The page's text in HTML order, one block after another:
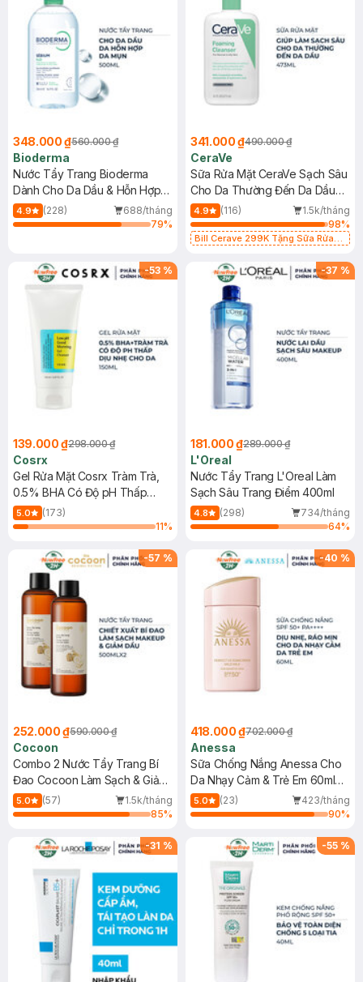
348.000 ₫560.000 ₫
Bioderma
Nước Tẩy Trang Bioderma
Dành Cho Da Dầu & Hỗn Hợp
500ml
4.9 (228)
688/tháng
79%
341.000 ₫490.000 ₫
CeraVe
Sữa Rửa Mặt CeraVe Sạch Sâu
Cho Da Thường Đến Da Dầu
473ml
4.9 (116)
1.5k/tháng
98%
Bill Cerave 299K Tặng Sữa Rửa
-53 %
139.000 ₫298.000 ₫
Cosrx
Gel Rửa Mặt Cosrx Tràm Trà,
0.5% BHA Có Độ pH Thấp
150ml
5.0
(173)
11%
-37 %
181.000 ₫289.000 ₫
L'Oreal
Nước Tẩy Trang L'Oreal Làm
Sạch Sâu Trang Điểm 400ml
4.8 (298)
734/tháng
64%
-57 %
252.000 ₫590.000 ₫
Cocoon
Combo 2 Nước Tẩy Trang Bí
Đao Cocoon Làm Sạch & Giảm
Dầu 500ml
5.0 (57)
1.5k/tháng
85%
-40 %
418.000 ₫702.000 ₫
Anessa
Sữa Chống Nắng Anessa Cho
Da Nhạy Cảm & Trẻ Em 60ml
(Mới)
5.0 (23)
423/tháng
90%
-31 % -55 %